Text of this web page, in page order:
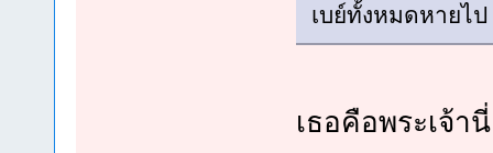
เบย์ทั้งหมดหายไป
เธอคือพระเจ้